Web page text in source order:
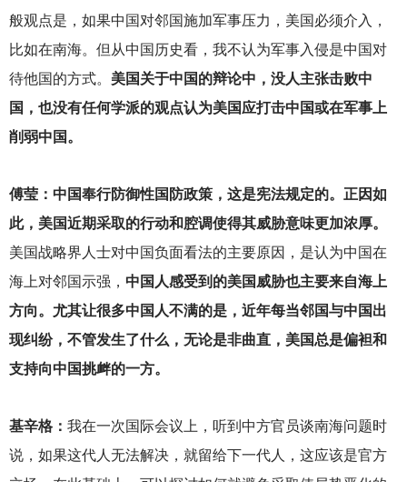
般观点是，如果中国对邻国施加军事压力，美国必须介入，
比如在南海。但从中国历史看，我不认为军事入侵是中国对
待他国的方式。 美国关于中国的辩论中，没人主张击败中
国，也没有任何学派的观点认为美国应打击中国或在军事上
削弱中国。
傅莹：中国奉行防御性国防政策，这是宪法规定的。正因如
此，美国近期采取的行动和腔调使得其威胁意味更加浓厚。
美国战略界人士对中国负面看法的主要原因，是认为中国在
海上对邻国示强， 中国人感受到的美国威胁也主要来自海上
方向。尤其让很多中国人不满的是，近年每当邻国与中国出
现纠纷，不管发生了什么，无论是非曲直，美国总是偏袒和
支持向中国挑衅的一方。
基辛格： 我在一次国际会议上，听到中方官员谈南海问题时
说，如果这代人无法解决，就留给下一代人，这应该是官方